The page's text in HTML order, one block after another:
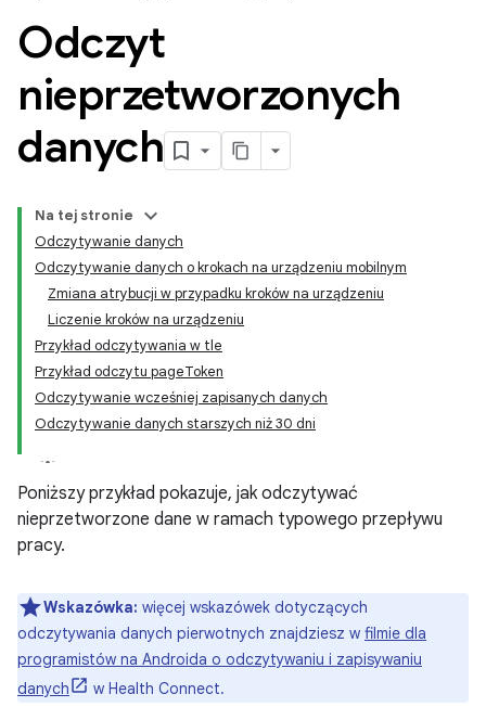
Odczyt
nieprzetworzonych
danych
Na tej stronie
Odczytywanie danych
Odczytywanie danych o krokach na urządzeniu mobilnym
Zmiana atrybucji w przypadku kroków na urządzeniu
Liczenie kroków na urządzeniu
Przykład odczytywania w tle
Przykład odczytu pageToken
Odczytywanie wcześniej zapisanych danych
Odczytywanie danych starszych niż 30 dni
Poniższy przykład pokazuje, jak odczytywać
nieprzetworzone dane w ramach typowego przepływu
pracy.
Wskazówka: więcej wskazówek dotyczących
odczytywania danych pierwotnych znajdziesz w filmie dla
programistów na Androida o odczytywaniu i zapisywaniu
danych
w Health Connect.